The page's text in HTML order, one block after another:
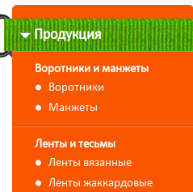
Продукция
Воротники и манжеты
Воротники
Манжеты
Ленты и тесьмы
Ленты вязанные
Ленты жаккардовые